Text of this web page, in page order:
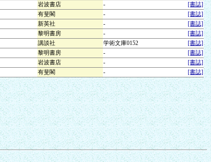
岩波書店 -
[書誌]
有斐閣 -
[書誌]
新英社 -
[書誌]
黎明書房 -
[書誌]
講談社 学術文庫0152
[書誌]
黎明書房 -
[書誌]
岩波書店 -
[書誌]
有斐閣 - [書誌]